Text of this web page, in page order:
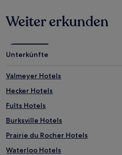
Weiter erkunden
Unterkünfte
Valmeyer Hotels
Hecker Hotels
Fults Hotels
Burksville Hotels
Prairie du Rocher Hotels
Waterloo Hotels